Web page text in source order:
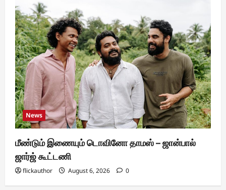
News
மீண்டும் இணையும் டொவினோ தாமஸ் – ஜான்பால்
ஜார்ஜ் கூட்டணி
flickauthor August 6, 2026 0